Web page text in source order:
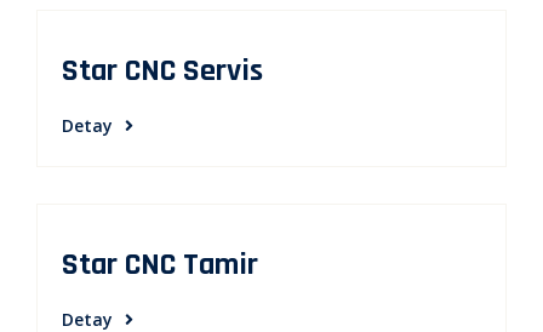
Star CNC Servis
Detay
Star CNC Tamir
Detay